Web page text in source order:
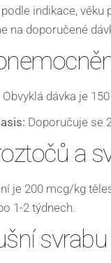
indikace,
na doporučené
Obvyklá dávka je
Doporučuje se
a
je 200 mcg/kg
1-2 týdnech.